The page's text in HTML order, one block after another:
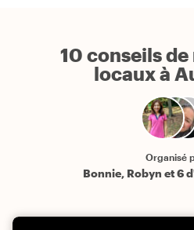
10 conseils
locaux à
Organisé
Bonnie, Robyn et 6